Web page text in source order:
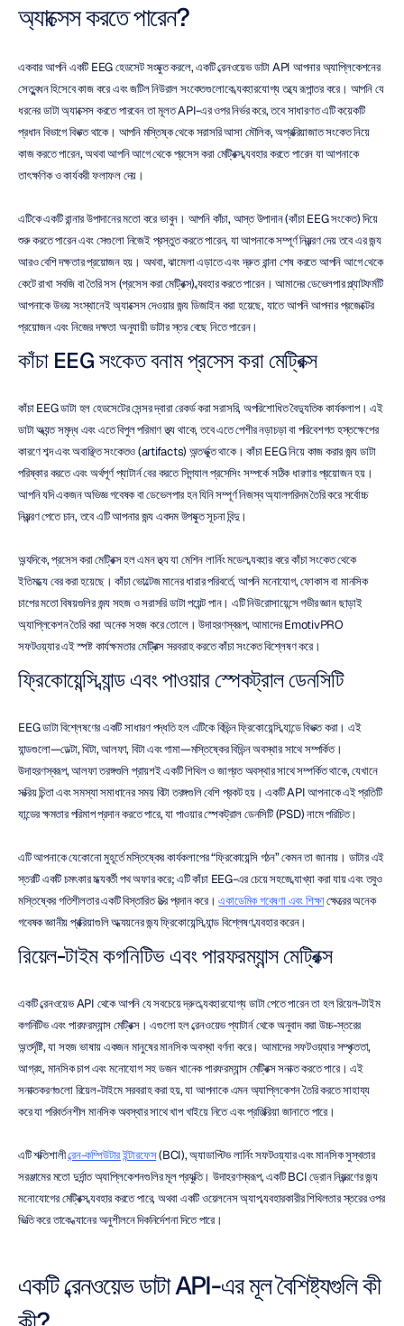
অ্যাক্সেস করতে পারেন?
একবার আপনি একটি EEG হেডসেট সংযুক্ত করলে, একটি ব্রেনওয়েভ ডাটা API আপনার অ্যাপ্লিকেশনের
সেতুবন্ধন হিসেবে কাজ করে এবং জটিল নিউরাল সংকেতগুলোকে ব্যবহারযোগ্য তথ্যে রূপান্তর করে। আপনি যে
ধরনের ডাটা অ্যাক্সেস করতে পারবেন তা মূলত API-এর ওপর নির্ভর করে, তবে সাধারণত এটি কয়েকটি
প্রধান বিভাগে বিভক্ত থাকে। আপনি মস্তিষ্ক থেকে সরাসরি আসা মৌলিক, অপ্রক্রিয়াজাত সংকেত নিয়ে
কাজ করতে পারেন, অথবা আপনি আগে থেকে প্রসেস করা মেট্রিক্স ব্যবহার করতে পারেন যা আপনাকে
তাৎক্ষণিক ও কার্যকরী ফলাফল দেয়।
এটিকে একটি রান্নার উপাদানের মতো করে ভাবুন। আপনি কাঁচা, আস্ত উপাদান (কাঁচা EEG সংকেত) দিয়ে
শুরু করতে পারেন এবং সেগুলো নিজেই প্রস্তুত করতে পারেন, যা আপনাকে সম্পূর্ণ নিয়ন্ত্রণ দেয় তবে এর জন্য
আরও বেশি দক্ষতার প্রয়োজন হয়। অথবা, ঝামেলা এড়াতে এবং দ্রুত রান্না শেষ করতে আপনি আগে থেকে
কেটে রাখা সবজি বা তৈরি সস (প্রসেস করা মেট্রিক্স) ব্যবহার করতে পারেন। আমাদের ডেভেলপার প্ল্যাটফর্মটি
আপনাকে উভয় সংস্থানেই অ্যাক্সেস দেওয়ার জন্য ডিজাইন করা হয়েছে, যাতে আপনি আপনার প্রজেক্টের
প্রয়োজন এবং নিজের দক্ষতা অনুযায়ী ডাটার স্তর বেছে নিতে পারেন।
কাঁচা EEG সংকেত বনাম প্রসেস করা মেট্রিক্স
কাঁচা EEG ডাটা হল হেডসেটের সেন্সর দ্বারা রেকর্ড করা সরাসরি, অপরিশোধিত বৈদ্যুতিক কার্যকলাপ। এই
ডাটা অত্যন্ত সমৃদ্ধ এবং এতে বিপুল পরিমাণ তথ্য থাকে, তবে এতে পেশীর নড়াচড়া বা পরিবেশগত হস্তক্ষেপের
কারণে শব্দ এবং অবাঞ্ছিত সংকেতও (artifacts) অন্তর্ভুক্ত থাকে। কাঁচা EEG নিয়ে কাজ করার জন্য ডাটা
পরিষ্কার করতে এবং অর্থপূর্ণ প্যাটার্ন বের করতে সিগন্যাল প্রসেসিং সম্পর্কে সঠিক ধারণার প্রয়োজন হয়।
আপনি যদি একজন অভিজ্ঞ গবেষক বা ডেভেলপার হন যিনি সম্পূর্ণ নিজস্ব অ্যালগরিদম তৈরি করে সর্বোচ্চ
নিয়ন্ত্রণ পেতে চান, তবে এটি আপনার জন্য একদম উপযুক্ত সূচনা বিন্দু।
অন্যদিকে, প্রসেস করা মেট্রিক্স হল এমন তথ্য যা মেশিন লার্নিং মডেল ব্যবহার করে কাঁচা সংকেত থেকে
ইতিমধ্যে বের করা হয়েছে। কাঁচা ভোল্টেজ মানের ধারার পরিবর্তে, আপনি মনোযোগ, ফোকাস বা মানসিক
চাপের মতো বিষয়গুলির জন্য সহজ ও সরাসরি ডাটা পয়েন্ট পান। এটি নিউরোসায়েন্সে গভীর জ্ঞান ছাড়াই
অ্যাপ্লিকেশন তৈরি করা অনেক সহজ করে তোলে। উদাহরণস্বরূপ, আমাদের EmotivPRO
সফটওয়্যার এই স্পষ্ট কার্যক্ষমতার মেট্রিক্স সরবরাহ করতে কাঁচা সংকেত বিশ্লেষণ করে।
ফ্রিকোয়েন্সি ব্যান্ড এবং পাওয়ার স্পেকট্রাল ডেনসিটি
EEG ডাটা বিশ্লেষণের একটি সাধারণ পদ্ধতি হল এটিকে বিভিন্ন ফ্রিকোয়েন্সি ব্যান্ডে বিভক্ত করা। এই
ব্যান্ডগুলো—ডেল্টা, থিটা, আলফা, বিটা এবং গামা—মস্তিষ্কের বিভিন্ন অবস্থার সাথে সম্পর্কিত।
উদাহরণস্বরূপ, আলফা তরঙ্গগুলি প্রায়শই একটি শিথিল ও জাগ্রত অবস্থার সাথে সম্পর্কিত থাকে, যেখানে
সক্রিয় চিন্তা এবং সমস্যা সমাধানের সময় বিটা তরঙ্গগুলি বেশি প্রকট হয়। একটি API আপনাকে এই প্রতিটি
ব্যান্ডের ক্ষমতার পরিমাপ প্রদান করতে পারে, যা পাওয়ার স্পেকট্রাল ডেনসিটি (PSD) নামে পরিচিত।
এটি আপনাকে যেকোনো মুহূর্তে মস্তিষ্কের কার্যকলাপের “ফ্রিকোয়েন্সি গঠন” কেমন তা জানায়। ডাটার এই
স্তরটি একটি চমৎকার মধ্যবর্তী পথ অফার করে; এটি কাঁচা EEG-এর চেয়ে সহজে ব্যাখ্যা করা যায় এবং তবুও
মস্তিষ্কের গতিশীলতার একটি বিস্তারিত চিত্র প্রদান করে। একাডেমিক গবেষণা এবং শিক্ষা ক্ষেত্রের অনেক
গবেষক জ্ঞানীয় প্রক্রিয়াগুলি অধ্যয়নের জন্য ফ্রিকোয়েন্সি ব্যান্ড বিশ্লেষণ ব্যবহার করেন।
রিয়েল-টাইম কগনিটিভ এবং পারফরম্যান্স মেট্রিক্স
একটি ব্রেনওয়েভ API থেকে আপনি যে সবচেয়ে দ্রুত ব্যবহারযোগ্য ডাটা পেতে পারেন তা হল রিয়েল-টাইম
কগনিটিভ এবং পারফরম্যান্স মেট্রিক্স। এগুলো হল ব্রেনওয়েভ প্যাটার্ন থেকে অনুবাদ করা উচ্চ-স্তরের
অন্তর্দৃষ্টি, যা সহজ ভাষায় একজন মানুষের মানসিক অবস্থা বর্ণনা করে। আমাদের সফটওয়্যার সম্পৃক্ততা,
আগ্রহ, মানসিক চাপ এবং মনোযোগ সহ ডজন খানেক পারফরম্যান্স মেট্রিক্স সনাক্ত করতে পারে। এই
সনাক্তকরণগুলো রিয়েল-টাইমে সরবরাহ করা হয়, যা আপনাকে এমন অ্যাপ্লিকেশন তৈরি করতে সাহায্য
করে যা পরিবর্তনশীল মানসিক অবস্থার সাথে খাপ খাইয়ে নিতে এবং প্রতিক্রিয়া জানাতে পারে।
এটি শক্তিশালী ব্রেন-কম্পিউটার ইন্টারফেস (BCI), অ্যাডাপ্টিভ লার্নিং সফটওয়্যার এবং মানসিক সুস্থতার
সরঞ্জামের মতো দুর্দান্ত অ্যাপ্লিকেশনগুলির মূল প্রযুক্তি। উদাহরণস্বরূপ, একটি BCI ড্রোন নিয়ন্ত্রণের জন্য
মনোযোগের মেট্রিক্স ব্যবহার করতে পারে, অথবা একটি ওয়েলনেস অ্যাপ ব্যবহারকারীর শিথিলতার স্তরের ওপর
ভিত্তি করে তাকে ধ্যানের অনুশীলনে দিকনির্দেশনা দিতে পারে।
একটি ব্রেনওয়েভ ডাটা API-এর মূল বৈশিষ্ট্যগুলি কী